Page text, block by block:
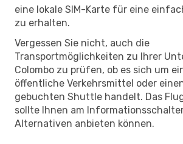
eine lokale SIM-Karte für eine
zu erhalten.
Vergessen Sie nicht, auch die
Transportmöglichkeiten zu Ihrer
Colombo zu prüfen, ob es sich um
öffentliche Verkehrsmittel oder
gebuchten Shuttle handelt. Das
sollte Ihnen am
Alternativen anbieten können.